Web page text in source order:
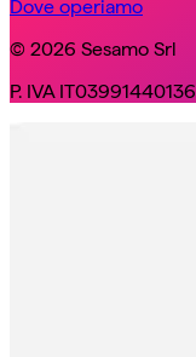
Dove operiamo
© 2026 Sesamo Srl
P. IVA IT03991440136